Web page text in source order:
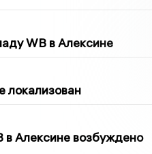
WB в Алексине
локализован
в Алексине возбуждено